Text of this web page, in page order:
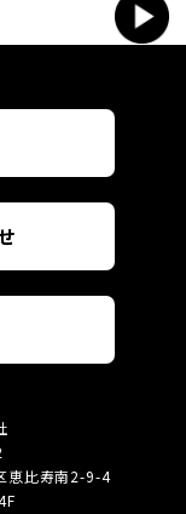
恵比寿南2-9-4